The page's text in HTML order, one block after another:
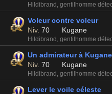
Hildibrand, gentilhomme
Voleur contre voleur
Niv. 70 Kugane
Hildibrand, gentilhomme
Un admirateur à Kugane
Niv. 70 Kugane
Hildibrand, gentilhomme
Lever le voile céleste